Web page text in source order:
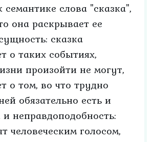
слова "сказка",
она раскрывает ее
сказка
о таких событиях,
произойти не могут,
о том, во что трудно
обязательно есть и
неправдоподобность:
человеческим голосом,